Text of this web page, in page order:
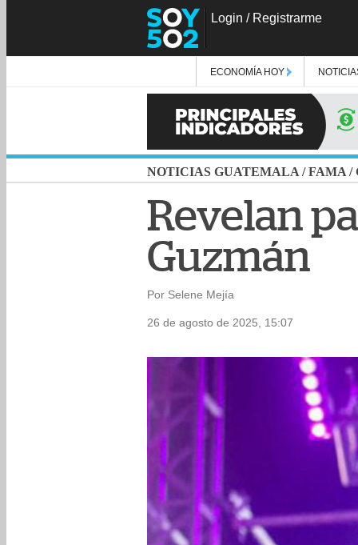
Login / Registrarme
ECONOMÍA HOY
NOTICIAS GUATEMALA /FAMA /
Revelan
Guzmán
Por Selene Mejía
26 de agosto de 2025, 15:07